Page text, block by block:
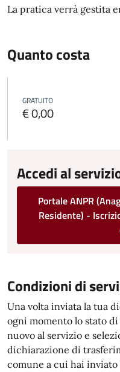
La pratica verrà gestita
Quanto costa
GRATUITO
€ 0,00
Accedi al
Portale ANPR
Residente) -
Condizioni di
Una volta inviata la tua
ogni momento lo stato
nuovo al servizio e
dichiarazione di
comune a cui hai